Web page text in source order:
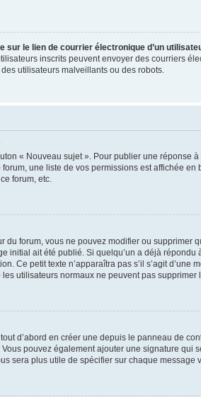
sur le lien de courrier électronique d’un
inscrits peuvent envoyer des courriers
utilisateurs malveillants ou des robots.
« Nouveau sujet ». Pour publier une
une liste de vos permissions est affichée
forum, etc.
forum, vous ne pouvez modifier ou
initial ait été publié. Si quelqu’un a déjà
Ce petit texte n’apparaîtra pas s’il s’agit
utilisateurs normaux ne peuvent pas
d’abord en créer une depuis le panneau de
pouvez également ajouter une signature
sera plus utile de spécifier sur chaque message